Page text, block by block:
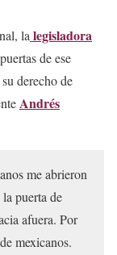
la legisladora
de ese
derecho de
Andrés
me abrieron
puerta de
afuera. Por
mexicanos.